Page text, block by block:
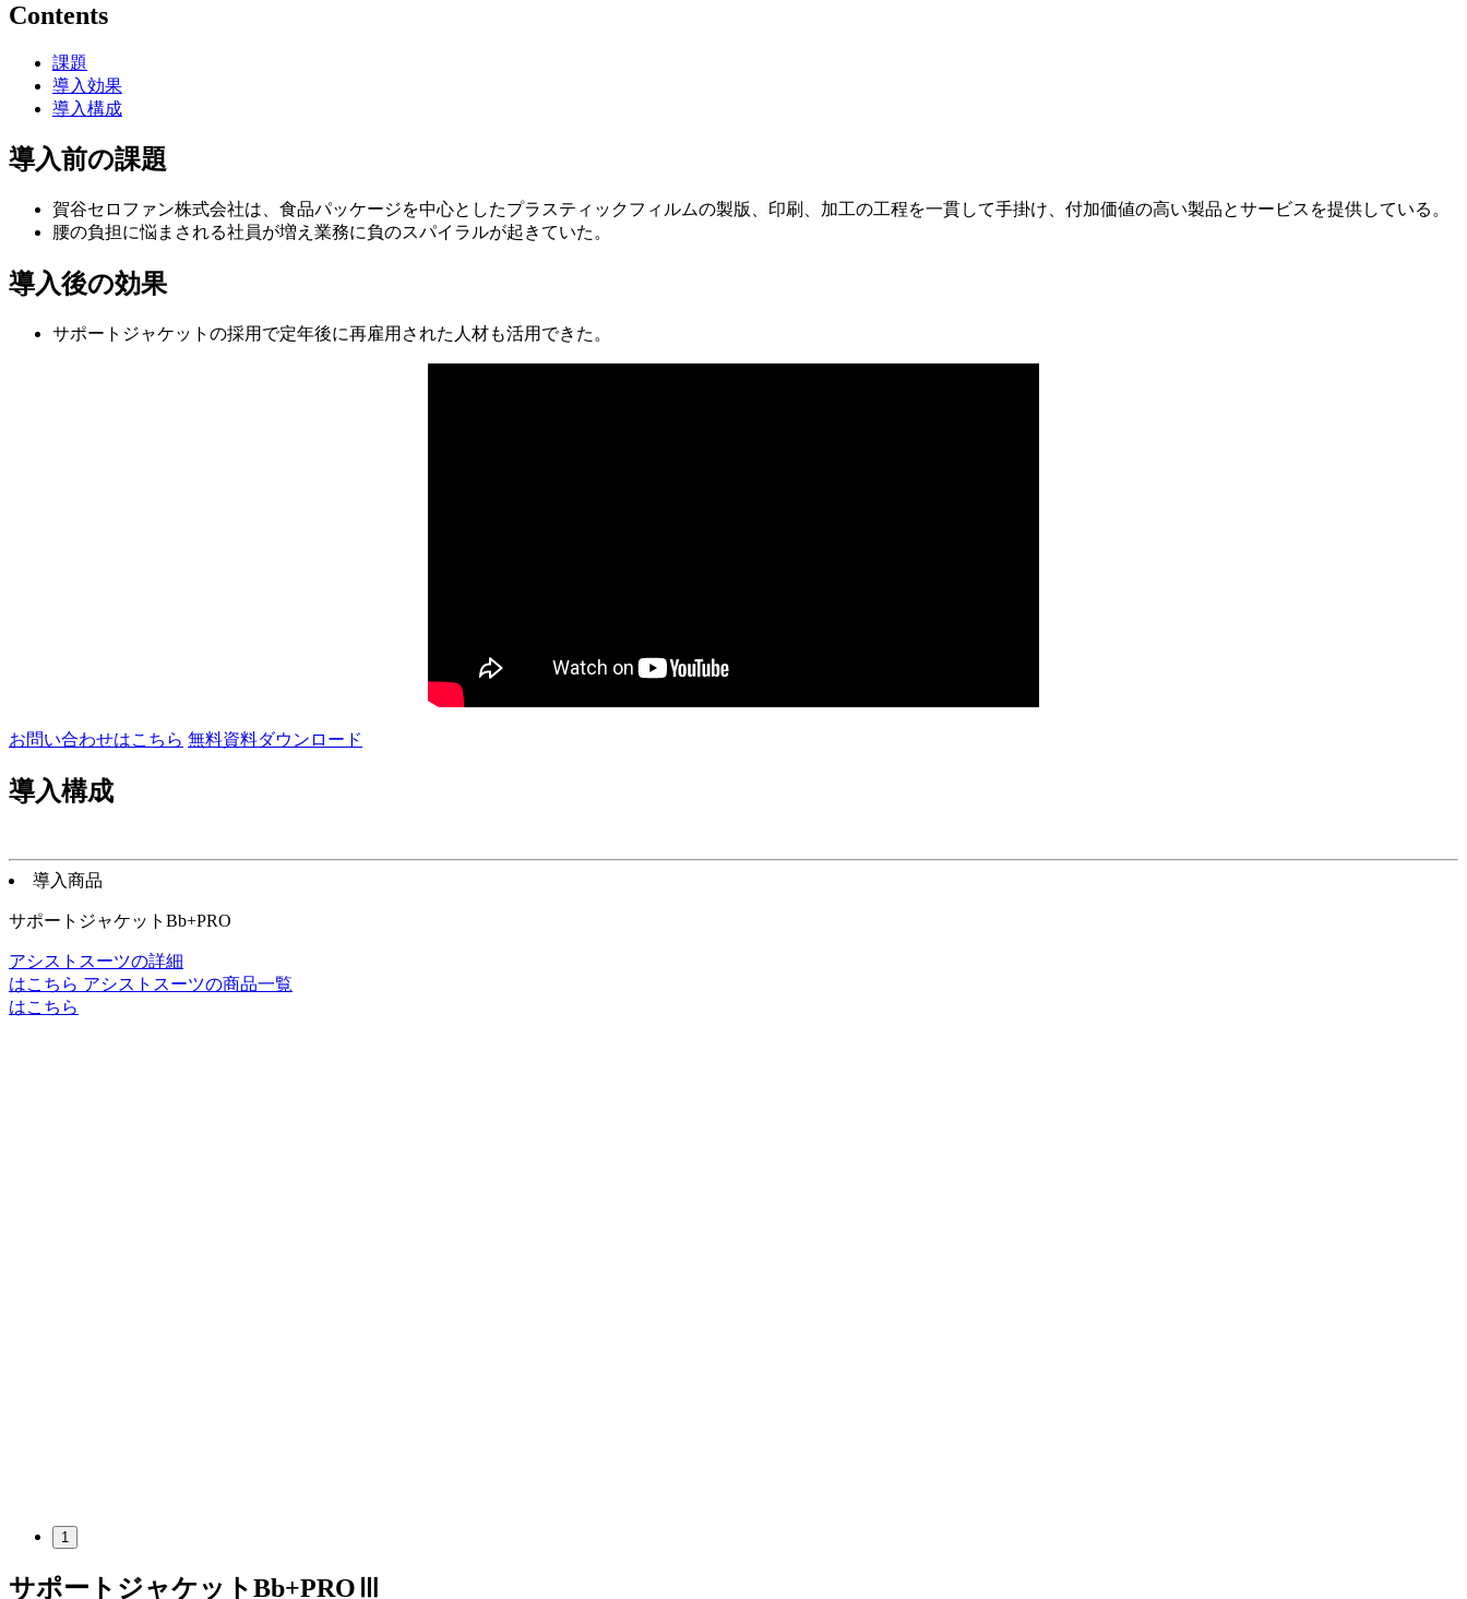
Contents
課題
導入効果
導入構成
導入前の課題
賀谷セロファン株式会社は、食品パッケージを中心としたプラスティックフィルムの製版、印刷、加工の工程を一貫して手掛け、付加価値の高い製品とサービスを提供している。
腰の負担に悩まされる社員が増え業務に負のスパイラルが起きていた。
導入後の効果
サポートジャケットの採用で定年後に再雇用された人材も活用できた。
お問い合わせはこちら 無料資料ダウンロード
導入構成
導入商品
サポートジャケットBb+PRO
アシストスーツの詳細
はこちら アシストスーツの商品一覧
はこちら
1
サポートジャケットBb+PROⅢ